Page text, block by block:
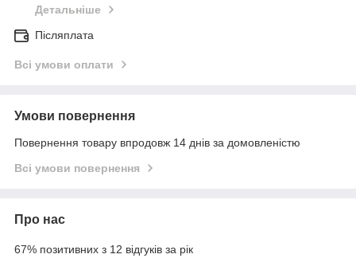
Детальніше
Післяплата
Всі умови оплати
Умови повернення
Повернення товару впродовж 14 днів за домовленістю
Всі умови повернення
Про нас
67% позитивних з 12 відгуків за рік